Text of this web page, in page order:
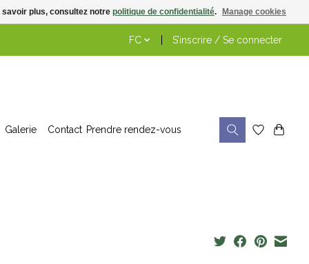
FC S’inscrire / Se connecter
Galerie Contact Prendre rendez-vous
plus, consultez notre politique de confidentialité. Manage cookies